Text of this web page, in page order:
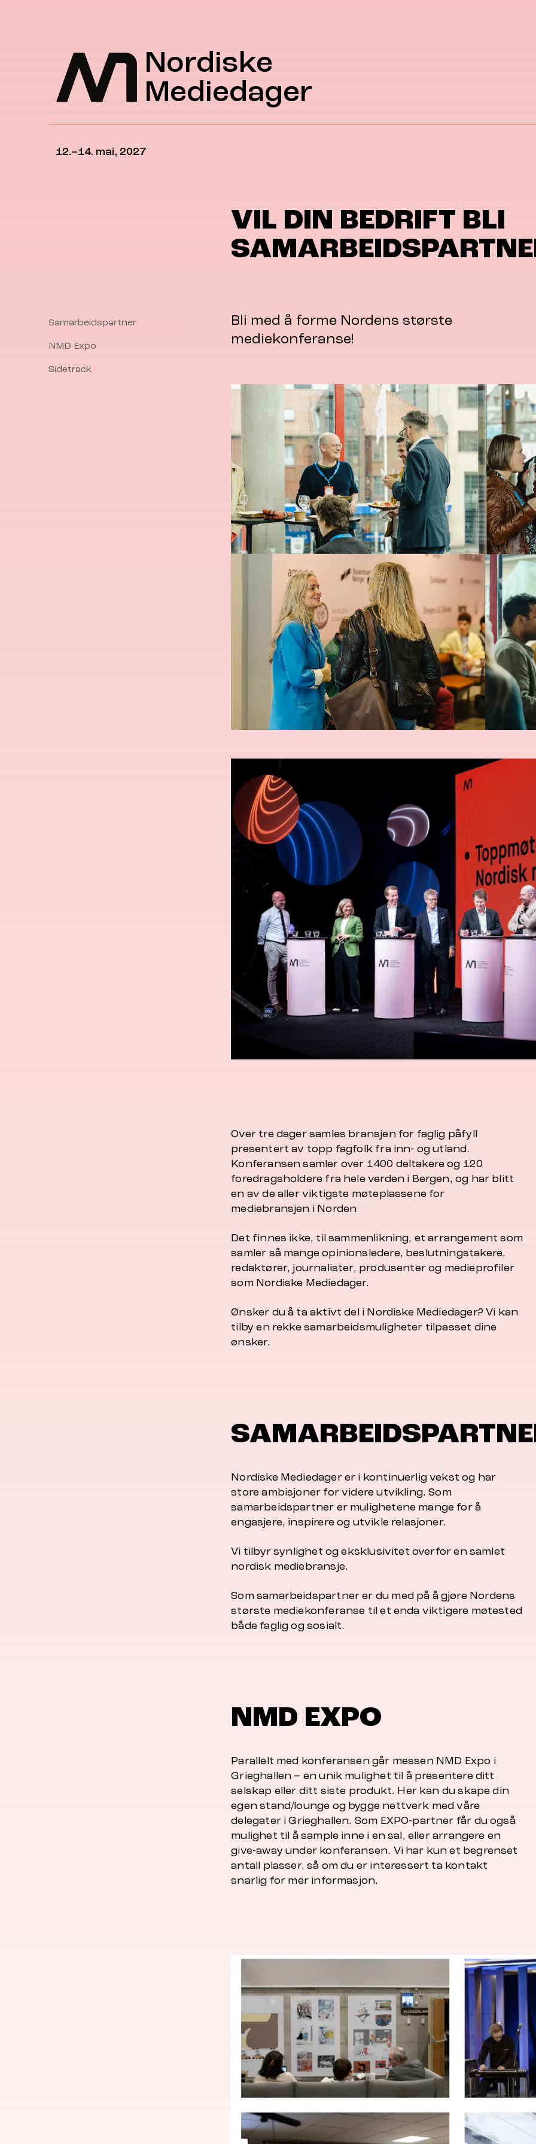
Nordiske
Mediedager
12.–14. mai, 2027
VIL DIN BEDRIFT BLI
Samarbeidspartner
NMD Expo
Sidetrack
Bli med å forme Nordens største
mediekonferanse!
Over tre dager samles bransjen for faglig påfyll
presentert av topp fagfolk fra inn- og utland.
Konferansen samler over 1400 deltakere og 120
foredragsholdere fra hele verden i Bergen, og har blitt
en av de aller viktigste møteplassene for
mediebransjen i Norden
Det finnes ikke, til sammenlikning, et arrangement som
samler så mange opinionsledere, beslutningstakere,
redaktører, journalister, produsenter og medieprofiler
som Nordiske Mediedager.
Ønsker du å ta aktivt del i Nordiske Mediedager? Vi kan
tilby en rekke samarbeidsmuligheter tilpasset dine
ønsker.
Nordiske Mediedager er i kontinuerlig vekst og har
store ambisjoner for videre utvikling. Som
samarbeidspartner er mulighetene mange for å
engasjere, inspirere og utvikle relasjoner.
Vi tilbyr synlighet og eksklusivitet overfor en samlet
nordisk mediebransje.
Som samarbeidspartner er du med på å gjøre Nordens
største mediekonferanse til et enda viktigere møtested
både faglig og sosialt.
NMD EXPO
Parallelt med konferansen går messen NMD Expo i
Grieghallen – en unik mulighet til å presentere ditt
selskap eller ditt siste produkt. Her kan du skape din
egen stand/lounge og bygge nettverk med våre
delegater i Grieghallen. Som EXPO-partner får du også
mulighet til å sample inne i en sal, eller arrangere en
give-away under konferansen. Vi har kun et begrenset
antall plasser, så om du er interessert ta kontakt
snarlig for mer informasjon.